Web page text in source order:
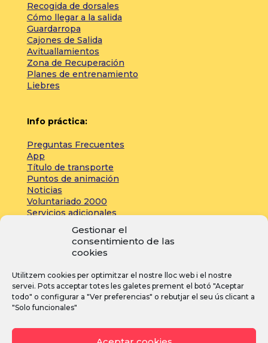
Gestionar el
consentimiento de las
cookies
Utilitzem cookies per optimitzar el nostre lloc web i el nostre
servei. Pots acceptar totes les galetes prement el botó "Aceptar
todo" o configurar a "Ver preferencias" o rebutjar el seu ús clicant a
"Solo funcionales"
Recogida de dorsales
Cómo llegar a la salida
Guardarropa
Cajones de Salida
Avituallamientos
Zona de Recuperación
Planes de entrenamiento
Liebres
Info práctica:
Preguntas Frecuentes
App
Título de transporte
Puntos de animación
Noticias
Voluntariado 2000
Servicios adicionales
Zona de prensa:
Acreditaciones
Inscripciones
Noticias
I F Y